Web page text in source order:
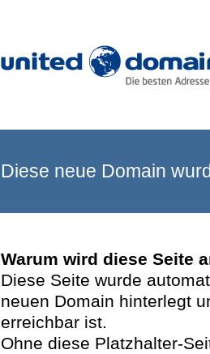
Diese neue Domain
Warum wird diese Seite
Diese Seite wurde
neuen Domain hinterlegt
erreichbar ist.
Ohne diese Platzhalter-